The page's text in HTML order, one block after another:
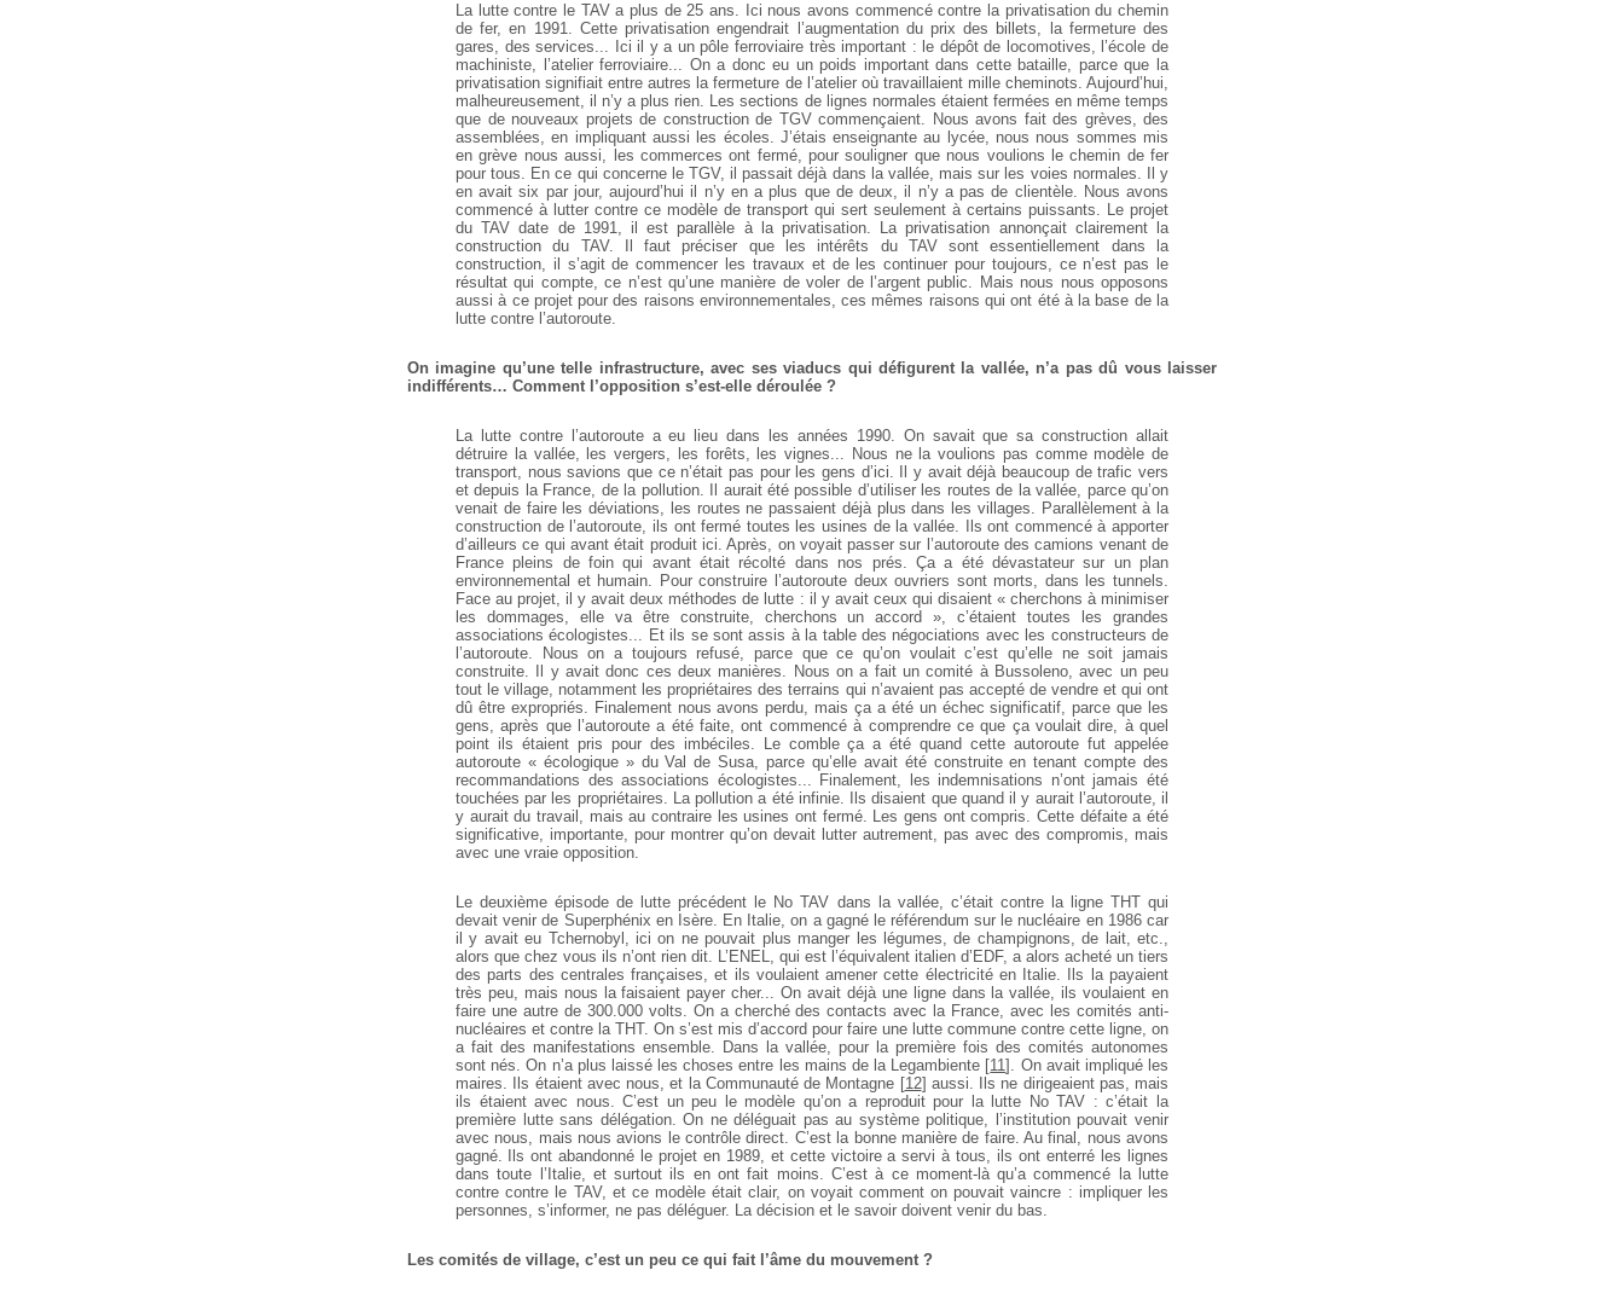
La lutte contre le TAV a plus de 25 ans. Ici nous avons commencé contre la privatisation du chemin
de fer, en 1991. Cette privatisation engendrait l’augmentation du prix des billets, la fermeture des
gares, des services... Ici il y a un pôle ferroviaire très important : le dépôt de locomotives, l’école de
machiniste, l’atelier ferroviaire... On a donc eu un poids important dans cette bataille, parce que la
privatisation signifiait entre autres la fermeture de l’atelier où travaillaient mille cheminots. Aujourd’hui,
malheureusement, il n’y a plus rien. Les sections de lignes normales étaient fermées en même temps
que de nouveaux projets de construction de TGV commençaient. Nous avons fait des grèves, des
assemblées, en impliquant aussi les écoles. J’étais enseignante au lycée, nous nous sommes mis
en grève nous aussi, les commerces ont fermé, pour souligner que nous voulions le chemin de fer
pour tous. En ce qui concerne le TGV, il passait déjà dans la vallée, mais sur les voies normales. Il y
en avait six par jour, aujourd’hui il n’y en a plus que de deux, il n’y a pas de clientèle. Nous avons
commencé à lutter contre ce modèle de transport qui sert seulement à certains puissants. Le projet
du TAV date de 1991, il est parallèle à la privatisation. La privatisation annonçait clairement la
construction du TAV. Il faut préciser que les intérêts du TAV sont essentiellement dans la
construction, il s’agit de commencer les travaux et de les continuer pour toujours, ce n’est pas le
résultat qui compte, ce n’est qu’une manière de voler de l’argent public. Mais nous nous opposons
aussi à ce projet pour des raisons environnementales, ces mêmes raisons qui ont été à la base de la
lutte contre l’autoroute.
On imagine qu’une telle infrastructure, avec ses viaducs qui défigurent la vallée, n’a pas dû vous laisser
indifférents… Comment l’opposition s’est-elle déroulée ?
La lutte contre l’autoroute a eu lieu dans les années 1990. On savait que sa construction allait
détruire la vallée, les vergers, les forêts, les vignes... Nous ne la voulions pas comme modèle de
transport, nous savions que ce n’était pas pour les gens d’ici. Il y avait déjà beaucoup de trafic vers
et depuis la France, de la pollution. Il aurait été possible d’utiliser les routes de la vallée, parce qu’on
venait de faire les déviations, les routes ne passaient déjà plus dans les villages. Parallèlement à la
construction de l’autoroute, ils ont fermé toutes les usines de la vallée. Ils ont commencé à apporter
d’ailleurs ce qui avant était produit ici. Après, on voyait passer sur l’autoroute des camions venant de
France pleins de foin qui avant était récolté dans nos prés. Ça a été dévastateur sur un plan
environnemental et humain. Pour construire l’autoroute deux ouvriers sont morts, dans les tunnels.
Face au projet, il y avait deux méthodes de lutte : il y avait ceux qui disaient « cherchons à minimiser
les dommages, elle va être construite, cherchons un accord », c’étaient toutes les grandes
associations écologistes... Et ils se sont assis à la table des négociations avec les constructeurs de
l’autoroute. Nous on a toujours refusé, parce que ce qu’on voulait c’est qu’elle ne soit jamais
construite. Il y avait donc ces deux manières. Nous on a fait un comité à Bussoleno, avec un peu
tout le village, notamment les propriétaires des terrains qui n’avaient pas accepté de vendre et qui ont
dû être expropriés. Finalement nous avons perdu, mais ça a été un échec significatif, parce que les
gens, après que l’autoroute a été faite, ont commencé à comprendre ce que ça voulait dire, à quel
point ils étaient pris pour des imbéciles. Le comble ça a été quand cette autoroute fut appelée
autoroute « écologique » du Val de Susa, parce qu’elle avait été construite en tenant compte des
recommandations des associations écologistes... Finalement, les indemnisations n’ont jamais été
touchées par les propriétaires. La pollution a été infinie. Ils disaient que quand il y aurait l’autoroute, il
y aurait du travail, mais au contraire les usines ont fermé. Les gens ont compris. Cette défaite a été
significative, importante, pour montrer qu’on devait lutter autrement, pas avec des compromis, mais
avec une vraie opposition.
Le deuxième épisode de lutte précédent le No TAV dans la vallée, c’était contre la ligne THT qui
devait venir de Superphénix en Isère. En Italie, on a gagné le référendum sur le nucléaire en 1986 car
il y avait eu Tchernobyl, ici on ne pouvait plus manger les légumes, de champignons, de lait, etc.,
alors que chez vous ils n’ont rien dit. L’ENEL, qui est l’équivalent italien d’EDF, a alors acheté un tiers
des parts des centrales françaises, et ils voulaient amener cette électricité en Italie. Ils la payaient
très peu, mais nous la faisaient payer cher... On avait déjà une ligne dans la vallée, ils voulaient en
faire une autre de 300.000 volts. On a cherché des contacts avec la France, avec les comités anti-
nucléaires et contre la THT. On s’est mis d’accord pour faire une lutte commune contre cette ligne, on
a fait des manifestations ensemble. Dans la vallée, pour la première fois des comités autonomes
sont nés. On n’a plus laissé les choses entre les mains de la Legambiente [11] . On avait impliqué les
maires. Ils étaient avec nous, et la Communauté de Montagne [12] aussi. Ils ne dirigeaient pas, mais
ils étaient avec nous. C’est un peu le modèle qu’on a reproduit pour la lutte No TAV : c’était la
première lutte sans délégation. On ne déléguait pas au système politique, l’institution pouvait venir
avec nous, mais nous avions le contrôle direct. C’est la bonne manière de faire. Au final, nous avons
gagné. Ils ont abandonné le projet en 1989, et cette victoire a servi à tous, ils ont enterré les lignes
dans toute l’Italie, et surtout ils en ont fait moins. C’est à ce moment-là qu’a commencé la lutte
contre contre le TAV, et ce modèle était clair, on voyait comment on pouvait vaincre : impliquer les
personnes, s’informer, ne pas déléguer. La décision et le savoir doivent venir du bas.
Les comités de village, c’est un peu ce qui fait l’âme du mouvement ?